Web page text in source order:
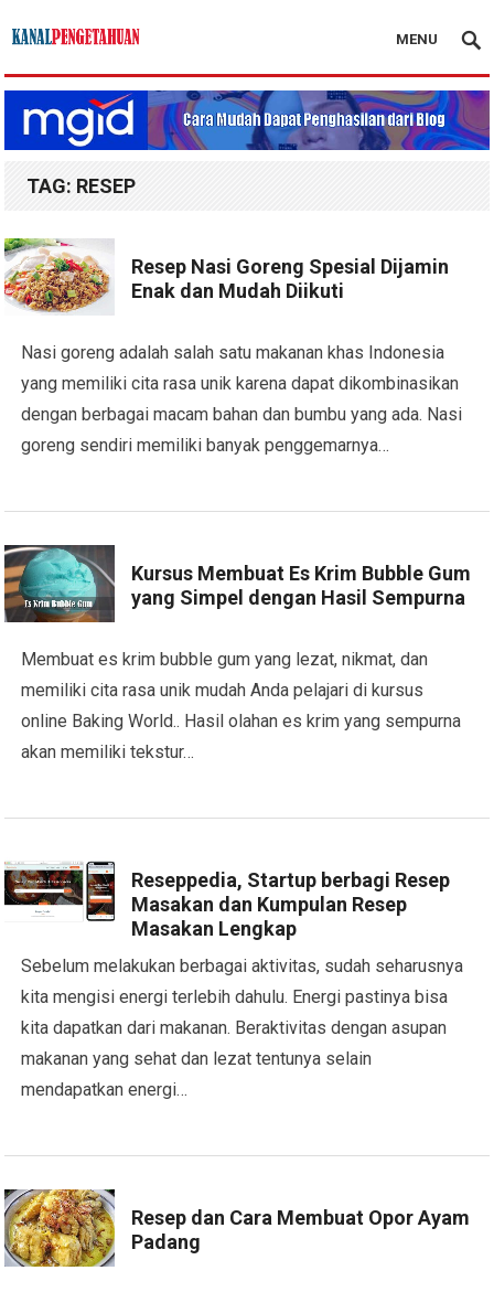
Kanal Pengetahuan
MENU
TAG: RESEP
Resep Nasi Goreng Spesial Dijamin
Enak dan Mudah Diikuti
Nasi goreng adalah salah satu makanan khas Indonesia
yang memiliki cita rasa unik karena dapat dikombinasikan
dengan berbagai macam bahan dan bumbu yang ada. Nasi
goreng sendiri memiliki banyak penggemarnya…
Kursus Membuat Es Krim Bubble Gum
yang Simpel dengan Hasil Sempurna
Membuat es krim bubble gum yang lezat, nikmat, dan
memiliki cita rasa unik mudah Anda pelajari di kursus
online Baking World.. Hasil olahan es krim yang sempurna
akan memiliki tekstur…
Reseppedia, Startup berbagi Resep
Masakan dan Kumpulan Resep
Masakan Lengkap
Sebelum melakukan berbagai aktivitas, sudah seharusnya
kita mengisi energi terlebih dahulu. Energi pastinya bisa
kita dapatkan dari makanan. Beraktivitas dengan asupan
makanan yang sehat dan lezat tentunya selain
mendapatkan energi…
Resep dan Cara Membuat Opor Ayam
Padang